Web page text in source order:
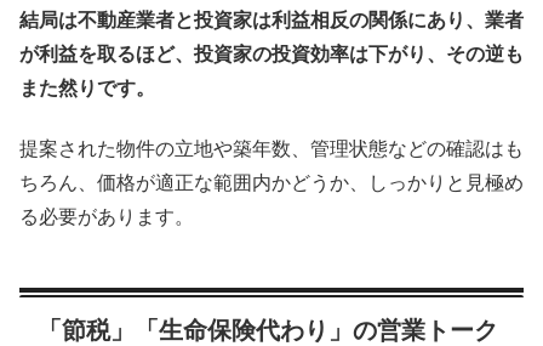
結局は不動産業者と投資家は利益相反の関係にあり、業者
が利益を取るほど、投資家の投資効率は下がり、その逆も
また然りです。
提案された物件の立地や築年数、管理状態などの確認はも
ちろん、価格が適正な範囲内かどうか、しっかりと見極め
る必要があります。
「節税」「生命保険代わり」の営業トーク